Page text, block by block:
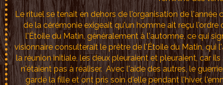
Le rituel se tenait en dehors de l'organisation de
de la cérémonie exigeait qu'un homme ait reçu
l'Étoile du Matin, généralement à l'automne, ce qui
visionnaire consulterait le prêtre de l'Étoile du Matin, qui
la réunion initiale, les deux pleuraient et pleuraient, car
n'étaient pas à réaliser. Avec l'aide des autres, le
gardé la fille et ont pris soin d'elle pendant l'hiver,